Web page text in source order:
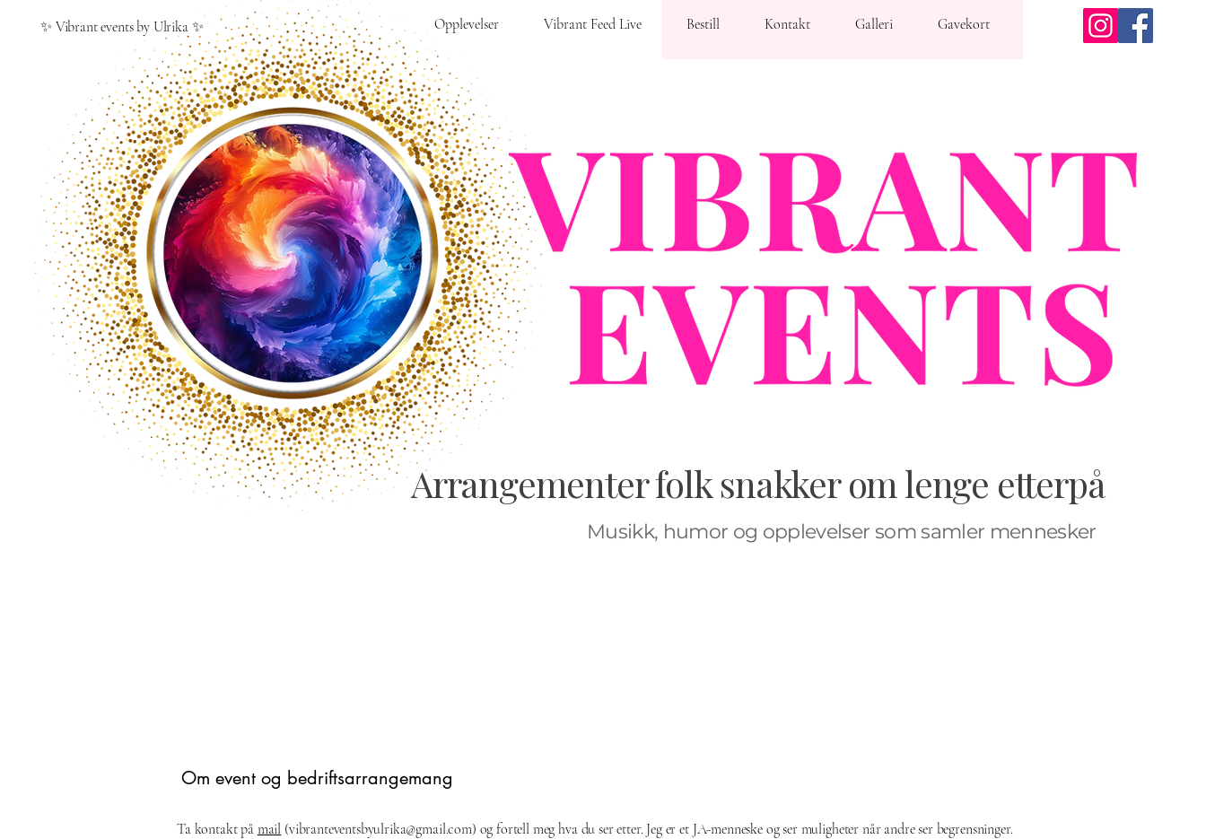
✨ Vibrant events by Ulrika ✨ Opplevelser Vibrant Feed Live Bestill Kontakt Galleri Gavekort
Arrangementer folk snakker om lenge etterpå
Musikk, humor og opplevelser som samler mennesker
Om event og bedriftsarrangemang
Ta kontakt på mail (vibranteventsbyulrika@gmail.com) og fortell meg hva du ser etter. Jeg er et JA-menneske og ser muligheter når andre ser begrensninger.